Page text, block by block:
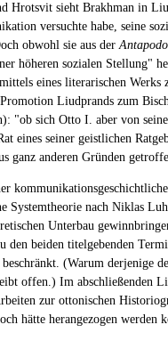
Hrotsvit sieht Brakhman in
versuchte habe, seine
obwohl sie aus der
höheren sozialen Stellung"
eines literarischen Werks
Liudprands zum
"ob sich Otto I. aber von
eines seiner geistlichen
ganz anderen Gründen
Systemtheorie nach Niklas
Unterbau
den beiden titelgebenden
beschränkt. (Warum derjenige
offen.) Im abschließenden
zur ottonischen
hätte herangezogen werden